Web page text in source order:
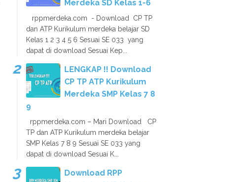
Merdeka SD Kelas 1-6
rppmerdeka.com - Download CP TP
dan ATP Kurikulum merdeka belajar SD
Kelas 1 2 3 4 5 6 Sesuai SE 033 yang
dapat di download Sesuai Kep...
LENGKAP !! Download
CP TP ATP Kurikulum
Merdeka SMP Kelas 7 8
9
rppmerdeka.com – Mari Download CP
TP dan ATP Kurikulum merdeka belajar
SMP Kelas 7 8 9 Sesuai SE 033 yang
dapat di download Sesuai K...
Download RPP